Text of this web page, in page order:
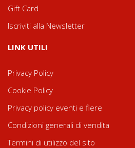
Gift Card
Iscriviti alla Newsletter
LINK UTILI
Privacy Policy
Cookie Policy
Privacy policy eventi e fiere
Condizioni generali di vendita
Termini di utilizzo del sito